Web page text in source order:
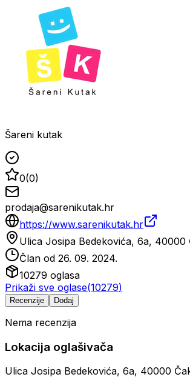
Šareni kutak
0(0)
prodaja@sarenikutak.hr
https://www.sarenikutak.hr
Ulica Josipa Bedekovića, 6a, 40000
Član od 26. 09. 2024.
10279 oglasa
Prikaži sve oglase(10279)
Recenzije Dodaj
Nema recenzija
Lokacija oglašivača
Ulica Josipa Bedekovića, 6a, 40000